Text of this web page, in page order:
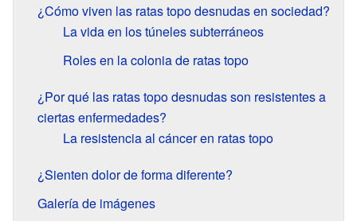
¿Cómo viven las ratas topo desnudas en sociedad?
La vida en los túneles subterráneos
Roles en la colonia de ratas topo
¿Por qué las ratas topo desnudas son resistentes a
ciertas enfermedades?
La resistencia al cáncer en ratas topo
¿Sienten dolor de forma diferente?
Galería de imágenes